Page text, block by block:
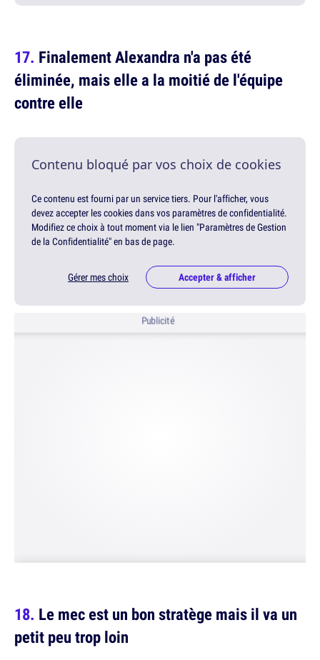
Finalement Alexandra n'a pas été
éliminée, mais elle a la moitié de l'équipe
contre elle
Contenu bloqué par vos choix de cookies
Ce contenu est fourni par un service tiers. Pour l'afficher, vous
devez accepter les cookies dans vos paramètres de confidentialité.
Modifiez ce choix à tout moment via le lien "Paramètres de Gestion
de la Confidentialité" en bas de page.
Gérer mes choix Accepter & afficher
Publicité
Le mec est un bon stratège mais il va un
petit peu trop loin